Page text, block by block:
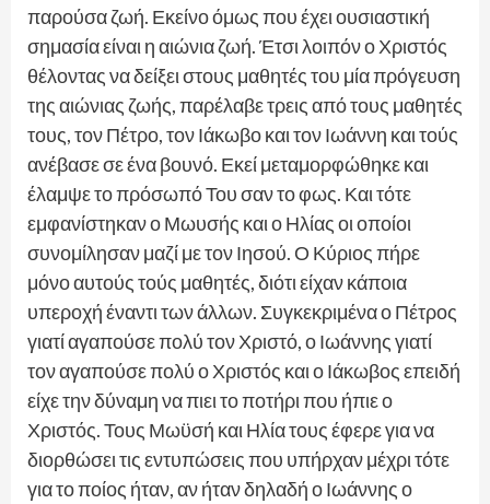
παρούσα ζωή. Εκείνο όμως που έχει ουσιαστική
σημασία είναι η αιώνια ζωή. Έτσι λοιπόν ο Χριστός
θέλοντας να δείξει στους μαθητές του μία πρόγευση
της αιώνιας ζωής, παρέλαβε τρεις από τους μαθητές
τους, τον Πέτρο, τον Ιάκωβο και τον Ιωάννη και τούς
ανέβασε σε ένα βουνό. Εκεί μεταμορφώθηκε και
έλαμψε το πρόσωπό Του σαν το φως. Και τότε
εμφανίστηκαν ο Μωυσής και ο Ηλίας οι οποίοι
συνομίλησαν μαζί με τον Ιησού. Ο Κύριος πήρε
μόνο αυτούς τούς μαθητές, διότι είχαν κάποια
υπεροχή έναντι των άλλων. Συγκεκριμένα ο Πέτρος
γιατί αγαπούσε πολύ τον Χριστό, ο Ιωάννης γιατί
τον αγαπούσε πολύ ο Χριστός και ο Ιάκωβος επειδή
είχε την δύναμη να πιει το ποτήρι που ήπιε ο
Χριστός. Τους Μωϋσή και Ηλία τους έφερε για να
διορθώσει τις εντυπώσεις που υπήρχαν μέχρι τότε
για το ποίος ήταν, αν ήταν δηλαδή ο Ιωάννης ο